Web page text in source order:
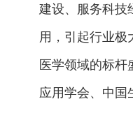
建设、服务科技
用，引起行业极
医学领域的标杆
应用学会、中国